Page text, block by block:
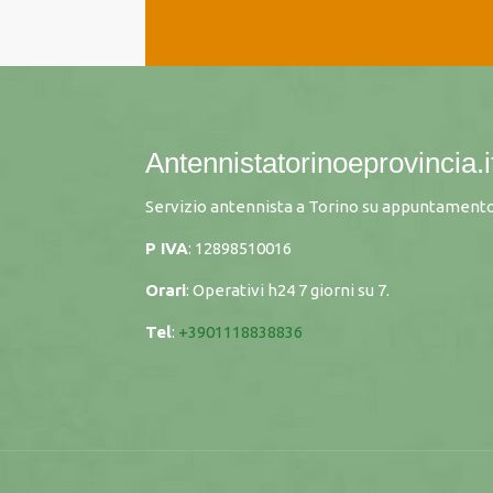
Servizio antennista a Torino su
P IVA: 12898510016
Orari: Operativi h24 7 giorni su 7.
Tel: +3901118838836